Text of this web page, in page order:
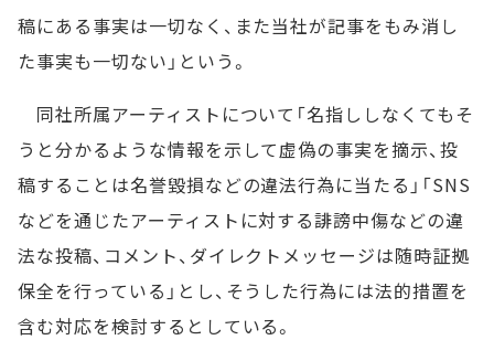
稿にある事実は一切なく、また当社が記事をもみ消し
た事実も一切ない」という。
同社所属アーティストについて「名指ししなくてもそ
うと分かるような情報を示して虚偽の事実を摘示、投
稿することは名誉毀損などの違法行為に当たる」「SNS
などを通じたアーティストに対する誹謗中傷などの違
法な投稿、コメント、ダイレクトメッセージは随時証拠
保全を行っている」とし、そうした行為には法的措置を
含む対応を検討するとしている。